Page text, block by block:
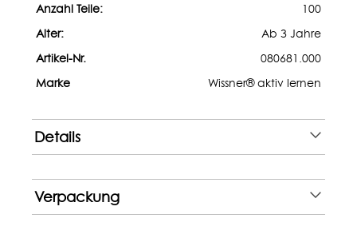
Anzahl Teile:
100
Alter:
Ab 3 Jahre
Artikel-Nr.
080681.000
Marke
Wissner® aktiv lernen
Details
Verpackung